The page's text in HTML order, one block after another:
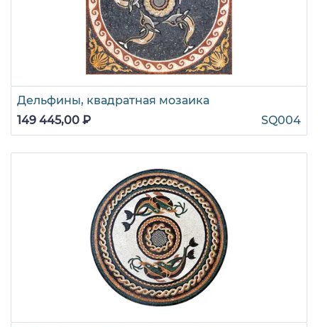
Дельфины, квадратная мозаика
149 445,00 ₽
SQ004